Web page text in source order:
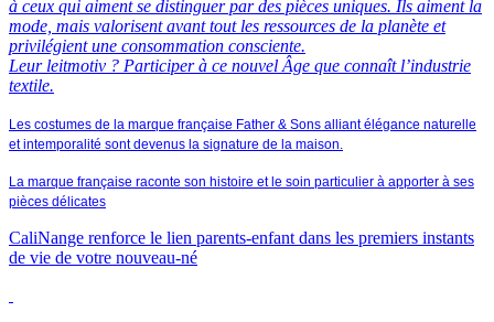
à ceux qui aiment se distinguer par des pièces uniques. Ils aiment la
mode, mais valorisent avant tout les ressources de la planète et
privilégient une consommation consciente.
Leur leitmotiv ? Participer à ce nouvel Âge que connaît l’industrie
textile.
Les costumes de la marque française Father & Sons alliant élégance naturelle
et intemporalité sont devenus la signature de la maison.
La marque française raconte son histoire et le soin particulier à apporter à ses
pièces délicates
CaliNange renforce le lien parents-enfant dans les premiers instants
de vie de votre nouveau-né